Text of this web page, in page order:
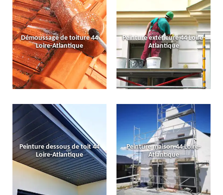
Démoussage de toiture 44
Loire-Atlantique
Peinture extérieure 44 Loire-
Atlantique
Peinture dessous de toit 44
Loire-Atlantique
Peinture maison 44 Loire-
Atlantique